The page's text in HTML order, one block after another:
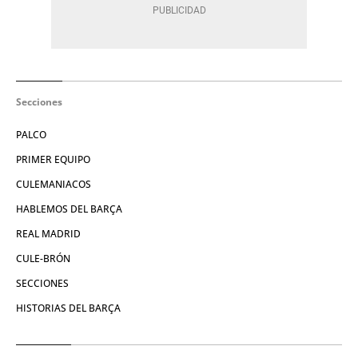
Secciones
PALCO
PRIMER EQUIPO
CULEMANIACOS
HABLEMOS DEL BARÇA
REAL MADRID
CULE-BRÓN
SECCIONES
HISTORIAS DEL BARÇA